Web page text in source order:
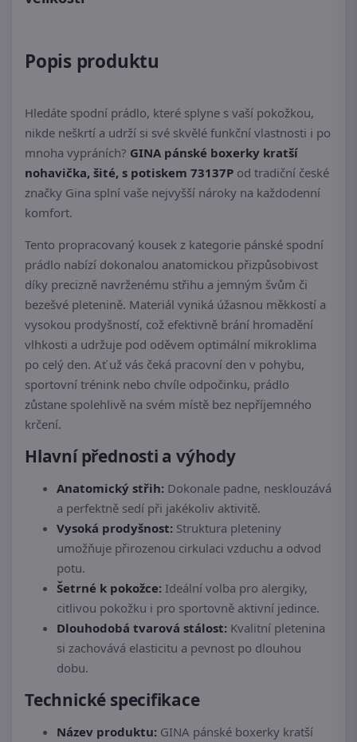
Popis produktu
Hledáte spodní prádlo, které splyne s vaší pokožkou,
nikde neškrtí a udrží si své skvělé funkční vlastnosti i po
mnoha vypráních? GINA pánské boxerky kratší
nohavička, šité, s potiskem 73137P od tradiční české
značky Gina splní vaše nejvyšší nároky na každodenní
komfort.
Tento propracovaný kousek z kategorie pánské spodní
prádlo nabízí dokonalou anatomickou přizpůsobivost
díky precizně navrženému střihu a jemným švům či
bezešvé pletenině. Materiál vyniká úžasnou měkkostí a
vysokou prodyšností, což efektivně brání hromadění
vlhkosti a udržuje pod oděvem optimální mikroklima
po celý den. Ať už vás čeká pracovní den v pohybu,
sportovní trénink nebo chvíle odpočinku, prádlo
zůstane spolehlivě na svém místě bez nepříjemného
krčení.
Hlavní přednosti a výhody
Anatomický střih: Dokonale padne, nesklouzává
a perfektně sedí při jakékoliv aktivitě.
Vysoká prodyšnost: Struktura pleteniny
umožňuje přirozenou cirkulaci vzduchu a odvod
potu.
Šetrné k pokožce: Ideální volba pro alergiky,
citlivou pokožku i pro sportovně aktivní jedince.
Dlouhodobá tvarová stálost: Kvalitní pletenina
si zachovává elasticitu a pevnost po dlouhou
dobu.
Technické specifikace
Název produktu: GINA pánské boxerky kratší